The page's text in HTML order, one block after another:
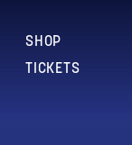
SHOP
TICKETS